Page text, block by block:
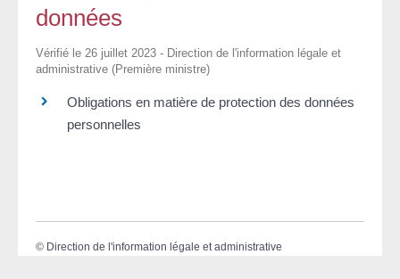
données
Vérifié le 26 juillet 2023 - Direction de l'information légale et
administrative (Première ministre)
Obligations en matière de protection des données
personnelles
© Direction de l'information légale et administrative